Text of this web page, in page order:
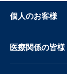
個人のお客様
医療関係の皆様